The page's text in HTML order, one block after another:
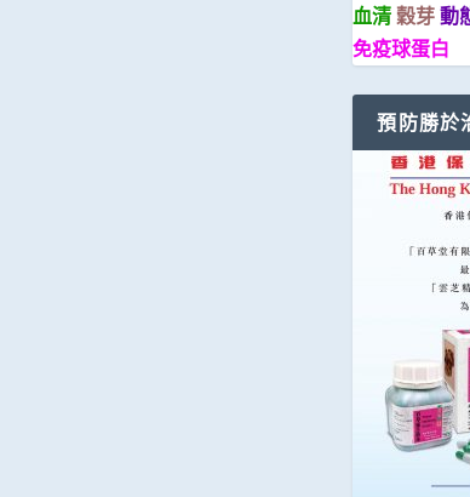
血清穀芽動
免疫球蛋白
預防勝於